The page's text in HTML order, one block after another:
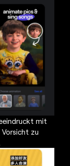
mit
Vorsicht zu